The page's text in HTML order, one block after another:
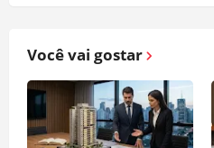
Você vai gostar